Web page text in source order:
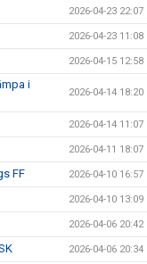
2026-04-23 22:07
2026-04-23 11:08
2026-04-15 12:58
i
2026-04-14 18:20
2026-04-14 11:07
2026-04-11 18:07
FF 2026-04-10 16:57
2026-04-10 13:09
2026-04-06 20:42
2026-04-06 20:34